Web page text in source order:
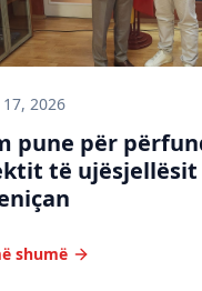
17, 2026
pune për
të ujësjellësit
shumë